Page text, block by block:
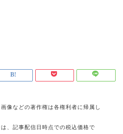
像などの著作権は各権利者に帰属し
、記事配信日時点での税込価格で